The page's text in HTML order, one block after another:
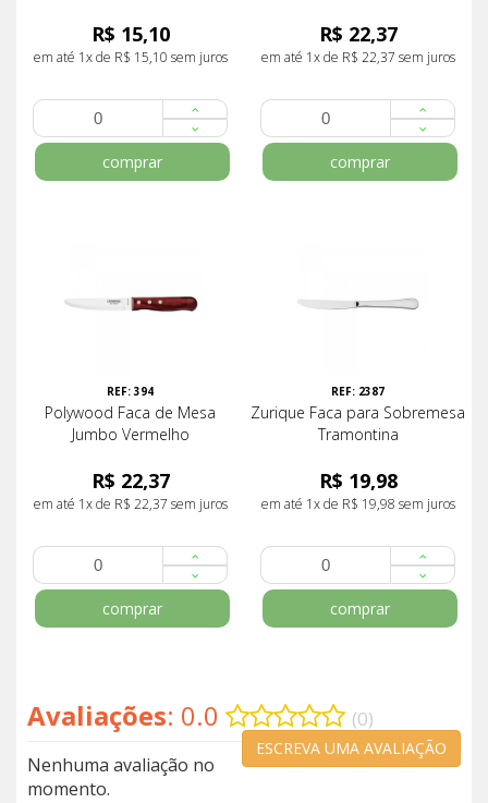
R$ 15,10
em até 1x de R$ 15,10 sem juros
comprar
R$ 22,37
em até 1x de R$ 22,37 sem juros
comprar
REF: 394
Polywood Faca de Mesa
Jumbo Vermelho
R$ 22,37
em até 1x de R$ 22,37 sem juros
comprar
REF: 2387
Zurique Faca para Sobremesa
Tramontina
R$ 19,98
em até 1x de R$ 19,98 sem juros
comprar
Avaliações: 0.0 (0)
ESCREVA UMA AVALIAÇÃO
Nenhuma avaliação no
momento.